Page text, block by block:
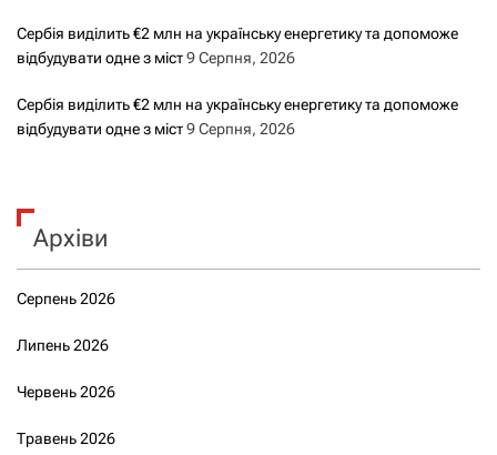
Сербія виділить €2 млн на українську енергетику та допоможе
відбудувати одне з міст9 Серпня, 2026
Сербія виділить €2 млн на українську енергетику та допоможе
відбудувати одне з міст9 Серпня, 2026
Архіви
Серпень 2026
Липень 2026
Червень 2026
Травень 2026